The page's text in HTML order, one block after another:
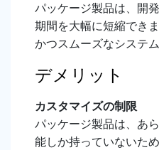
パッケージ製品は、開
期間を大幅に短縮でき
かつスムーズなシステ
デメリット
カスタマイズの制限
パッケージ製品は、あ
能しか持っていないた